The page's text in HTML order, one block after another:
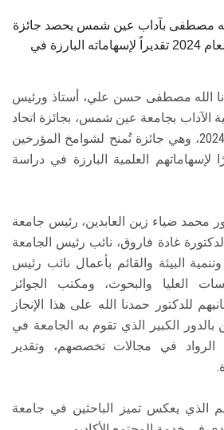
الله مصطفى بآداب عين شمس يحصد جائزة
اتحاد المؤرخين العرب للعام 2024 تقديراً لإسهاماته البارزة في
الله مصطفى حسن علي، أستاذ ورئيس
الآداب بجامعة عين شمس، بجائزة اتحاد
المؤرخين العرب للعام 2024، وهي جائزة تُمنح لشوامخ المؤرخين
لإسهاماتهم العلمية البارزة في دراسة
محمد ضياء زين العابدين، رئيس جامعة
غادة فاروق، نائب رئيس الجامعة
البيئة والقائم بأعمال نائب رئيس
العليا والبحوث، ومكتب الجوائز
للدكتور حمدنا الله على هذا الإنجاز
بالدور الكبير الذي تقوم به الجامعة في
الرواد في مجالات تخصصهم، وتقدير
الذي يعكس تميز الباحثين في جامعة